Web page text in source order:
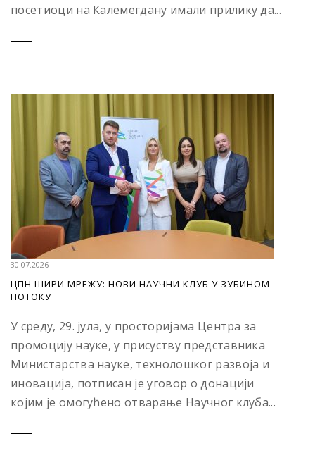
посетиоци на Калемегдану имали прилику да...
30.07.2026
ЦПН ШИРИ МРЕЖУ: НОВИ НАУЧНИ КЛУБ У ЗУБИНОМ
ПОТОКУ
У среду, 29. јула, у просторијама Центра за
промоцију науке, у присуству представника
Министарства науке, технолошког развоја и
иновација, потписан је уговор о донацији
којим је омогућено отварање Научног клуба...